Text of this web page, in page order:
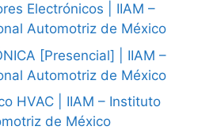
Electrónicos | IIAM –
Automotriz de México
[Presencial] | IIAM –
Automotriz de México
HVAC | IIAM – Instituto
de México